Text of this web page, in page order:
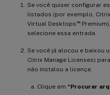
Se você quiser configurar
listados (por exemplo,
Virtual Desktops ™
selecione essa entrada.
Se você já alocou e baixou
Citrix Manage Licenses)
não instalou a licença:
Clique em “Procurar